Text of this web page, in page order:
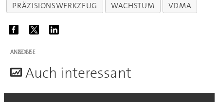
PRÄZISIONSWERKZEUG
WACHSTUM VDMA
ANZEIGE
Auch interessant